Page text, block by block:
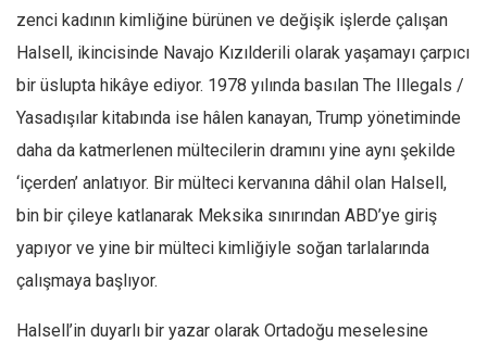
Gıda-Beslenme
Türkiye
Siyaset
Dünya
Avrupa
Asya
Afrika
İslam Dünyası
zenci kadının kimliğine bürünen ve değişik işlerde çalışan
Halsell, ikincisinde Navajo Kızılderili olarak yaşamayı çarpıcı
bir üslupta hikâye ediyor. 1978 yılında basılan The Illegals /
Yasadışılar kitabında ise hâlen kanayan, Trump yönetiminde
daha da katmerlenen mültecilerin dramını yine aynı şekilde
‘içerden’ anlatıyor. Bir mülteci kervanına dâhil olan Halsell,
bin bir çileye katlanarak Meksika sınırından ABD’ye giriş
yapıyor ve yine bir mülteci kimliğiyle soğan tarlalarında
çalışmaya başlıyor.
Halsell’in duyarlı bir yazar olarak Ortadoğu meselesine